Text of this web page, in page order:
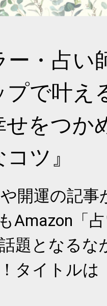
ー・占い
プで叶
をつか
ツ』
開運の記
Amazon「
題となるな
タイトルは